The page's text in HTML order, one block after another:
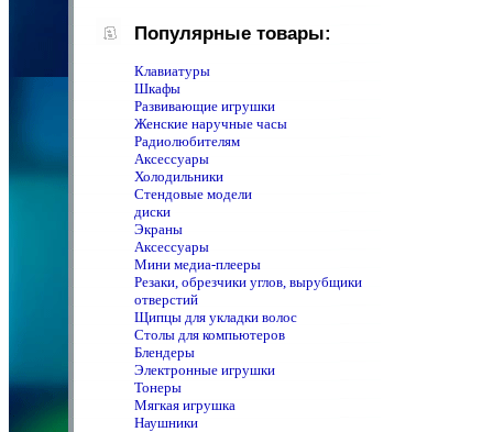
Популярные товары:
Клавиатуры
Шкафы
Развивающие игрушки
Женские наручные часы
Радиолюбителям
Аксессуары
Холодильники
Стендовые модели
диски
Экраны
Аксессуары
Мини медиа-плееры
Резаки, обрезчики углов, вырубщики
отверстий
Щипцы для укладки волос
Столы для компьютеров
Блендеры
Электронные игрушки
Тонеры
Мягкая игрушка
Наушники